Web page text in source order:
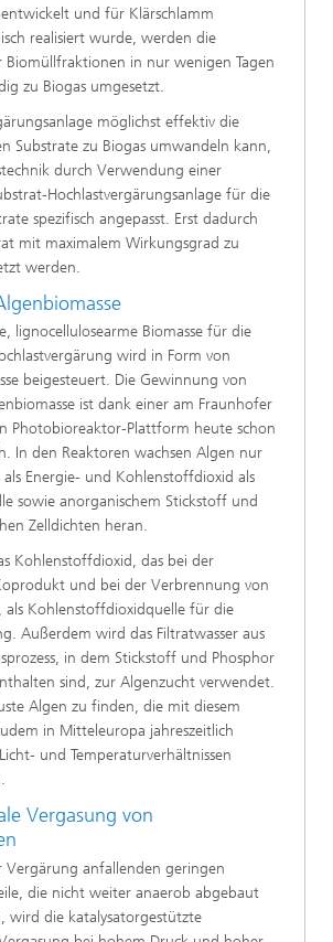
und für Klärschlamm
realisiert wurde, werden die
Biomüllfraktionen in nur wenigen Tagen
zu Biogas umgesetzt.
möglichst effektiv die
Substrate zu Biogas umwandeln kann,
durch Verwendung einer
Hochlastvergärungsanlage für die
spezifisch angepasst. Erst dadurch
mit maximalem Wirkungsgrad zu
werden.
lignocellulosearme Biomasse für die
wird in Form von
beigesteuert. Die Gewinnung von
ist dank einer am Fraunhofer
Photobioreaktor-Plattform heute schon
In den Reaktoren wachsen Algen nur
Energie- und Kohlenstoffdioxid als
sowie anorganischem Stickstoff und
Zelldichten heran.
Kohlenstoffdioxid, das bei der
und bei der Verbrennung von
als Kohlenstoffdioxidquelle für die
Außerdem wird das Filtratwasser aus
in dem Stickstoff und Phosphor
sind, zur Algenzucht verwendet.
Algen zu finden, die mit diesem
in Mitteleuropa jahreszeitlich
und Temperaturverhältnissen
Vergasung von
Vergärung anfallenden geringen
die nicht weiter anaerob abgebaut
wird die katalysatorgestützte